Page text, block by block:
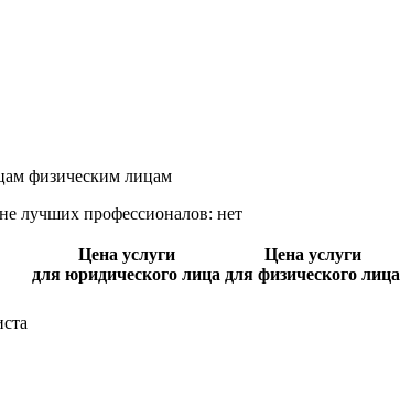
физическим лицам
лучших профессионалов: нет
Цена услуги
для юридического лица
Цена услуги
для физического лица